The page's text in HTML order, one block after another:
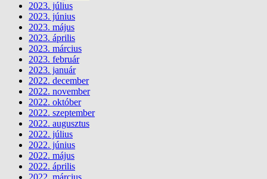
2023. július
2023. június
2023. május
2023. április
2023. március
2023. február
2023. január
2022. december
2022. november
2022. október
2022. szeptember
2022. augusztus
2022. július
2022. június
2022. május
2022. április